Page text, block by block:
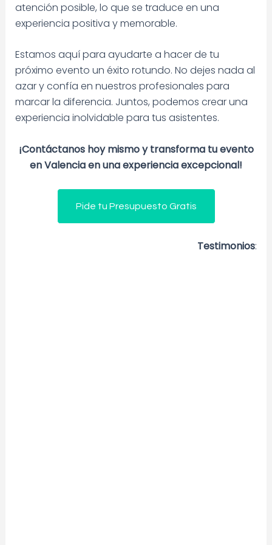
atención posible, lo que se traduce en una
experiencia positiva y memorable.
Estamos aquí para ayudarte a hacer de tu
próximo evento un éxito rotundo. No dejes nada al
azar y confía en nuestros profesionales para
marcar la diferencia. Juntos, podemos crear una
experiencia inolvidable para tus asistentes.
¡Contáctanos hoy mismo y transforma tu evento
en Valencia en una experiencia excepcional!
Pide tu Presupuesto Gratis
Testimonios: